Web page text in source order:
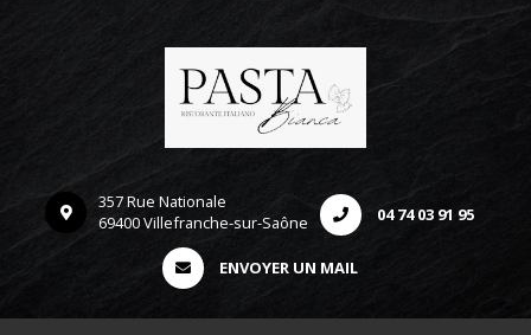
357 Rue Nationale
69400 Villefranche-sur-Saône
04 74 03 91 95
ENVOYER UN MAIL